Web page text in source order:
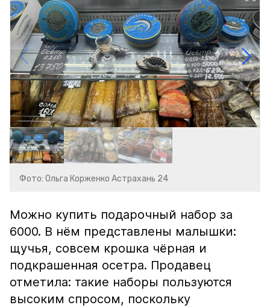
Фото: Ольга Корженко Астрахань 24
Можно купить подарочный набор за
6000. В нём представлены малышки:
щучья, совсем крошка чёрная и
подкрашенная осетра. Продавец
отметила: такие наборы пользуются
высоким спросом, поскольку